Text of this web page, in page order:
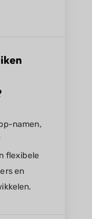
namen,
flexibele
en